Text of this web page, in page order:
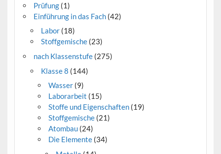
Prüfung(1)
Einführung in das Fach(42)
Labor(18)
Stoffgemische(23)
nach Klassenstufe(275)
Klasse 8 (144)
Wasser (9)
Laborarbeit (15)
Stoffe und Eigenschaften (19)
Stoffgemische (21)
Atombau (24)
Die Elemente (34)